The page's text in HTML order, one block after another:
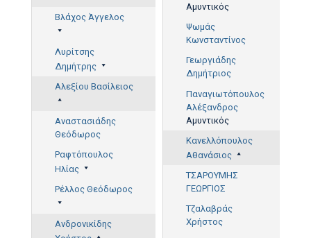
Βλάχος Άγγελος
Λυρίτσης
Δημήτρης
Αλεξίου Βασίλειος
Αναστασιάδης
Θεόδωρος
Ραφτόπουλος
Ηλίας
Ρέλλος Θεόδωρος
Ανδρονικίδης
Αμυντικός
Ψωμάς
Κωνσταντίνος
Γεωργιάδης
Δημήτριος
Παναγιωτόπουλος
Αλέξανδρος
Αμυντικός
Κανελλόπουλος
Αθανάσιος
ΤΣΑΡΟΥΜΗΣ
ΓΕΩΡΓΙΟΣ
Τζαλαβράς
Χρήστος